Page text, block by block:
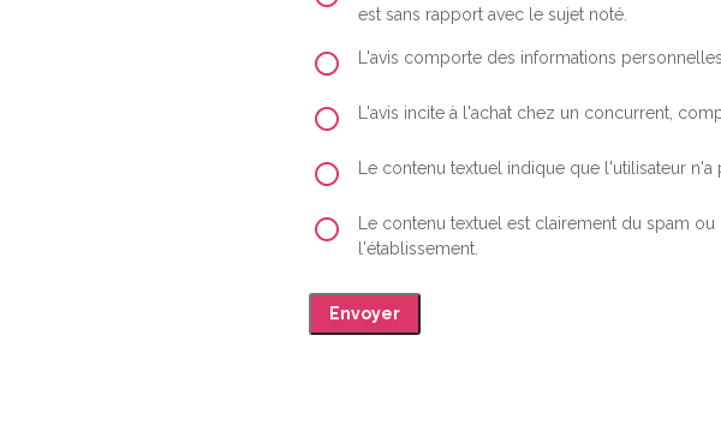
est sans rapport avec le sujet noté.
L'avis comporte des informations
L'avis incite à l'achat chez un concurrent,
Le contenu textuel indique que l'utilisateur
Le contenu textuel est clairement du spam
l'établissement.
Envoyer